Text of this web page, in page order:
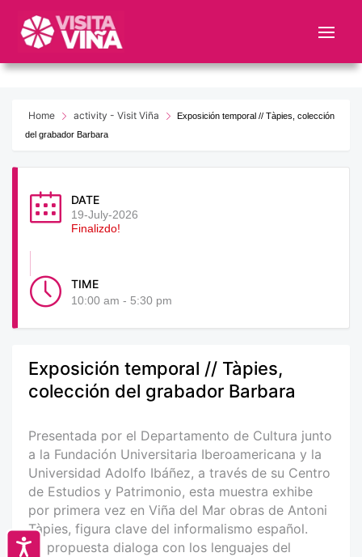
este
web
sistema
Accesibilidad
Home activity - Visit Viña
Exposición temporal // Tàpies, colección
del grabador Barbara
DATE
19-July-2026
Finalizdo!
TIME
10:00 am - 5:30 pm
Exposición temporal // Tàpies,
colección del grabador Barbara
Presentada por el Departamento de Cultura junto
a la Fundación Universitaria Iberoamericana y la
Universidad Adolfo Ibáñez, a través de su Centro
de Estudios y Patrimonio, esta muestra exhibe
por primera vez en Viña del Mar obras de Antoni
Tàpies, figura clave del informalismo español.
La propuesta dialoga con los lenguajes del